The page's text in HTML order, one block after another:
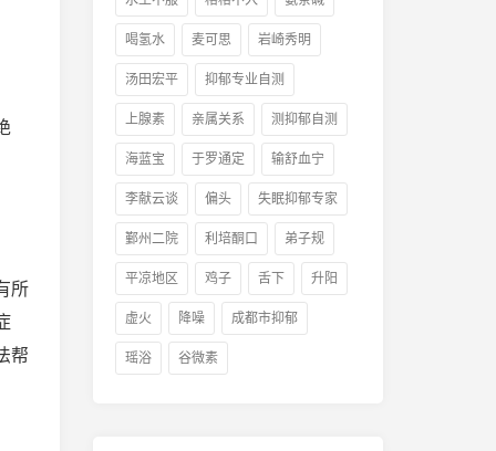
所
帮
喝氢水 麦可思 岩崎秀明
汤田宏平 抑郁专业自测
上腺素 亲属关系 测抑郁自测
海蓝宝 于罗通定 输舒血宁
李献云谈 偏头 失眠抑郁专家
鄞州二院 利培酮口 弟子规
平凉地区 鸡子 舌下 升阳
虚火 降噪 成都市抑郁
瑶浴 谷微素